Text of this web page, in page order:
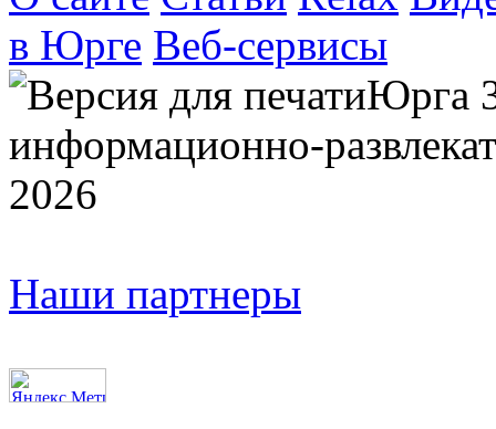
в Юрге Веб-сервисы
Юрга
информационно-
2026
Наши партнеры